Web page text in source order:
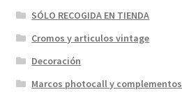
SÓLO RECOGIDA EN TIENDA
Cromos y articulos vintage
Decoración
Marcos photocall y complementos